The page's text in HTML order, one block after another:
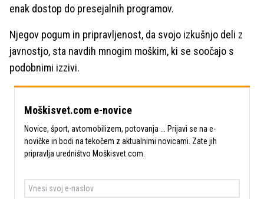
enak dostop do presejalnih programov.
Njegov pogum in pripravljenost, da svojo izkušnjo deli z
javnostjo, sta navdih mnogim moškim, ki se soočajo s
podobnimi izzivi.
Moškisvet.com e-novice
Novice, šport, avtomobilizem, potovanja ... Prijavi se na e-
novičke in bodi na tekočem z aktualnimi novicami. Zate jih
pripravlja uredništvo Moškisvet.com.